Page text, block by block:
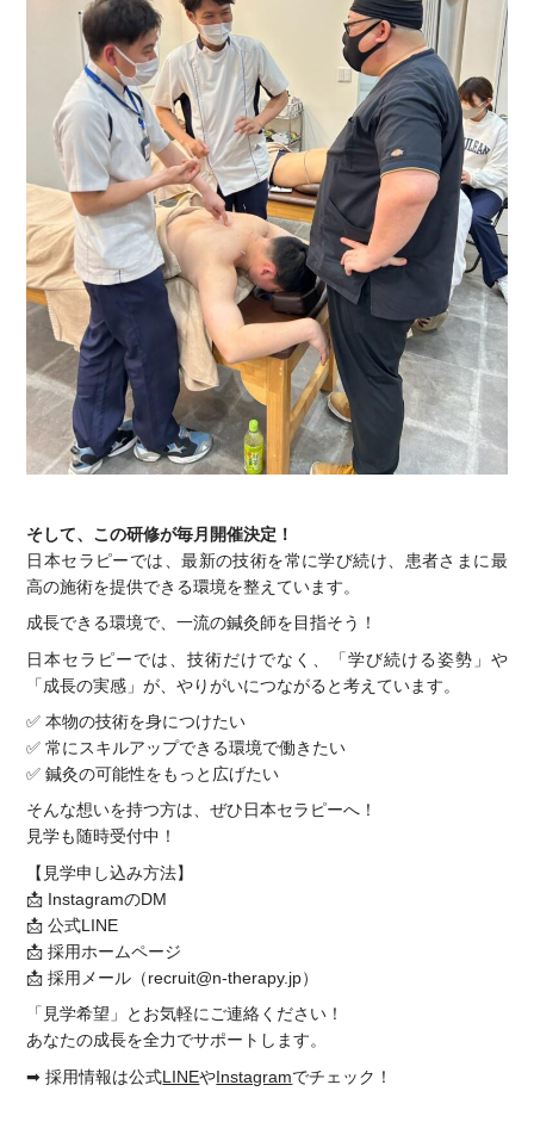
そして、この研修が毎月開催決定！
日本セラピーでは、最新の技術を常に学び続け、患者さまに最
高の施術を提供できる環境を整えています。
成長できる環境で、一流の鍼灸師を目指そう！
日本セラピーでは、技術だけでなく、「学び続ける姿勢」や
「成長の実感」が、やりがいにつながると考えています。
✅ 本物の技術を身につけたい
✅ 常にスキルアップできる環境で働きたい
✅ 鍼灸の可能性をもっと広げたい
そんな想いを持つ方は、ぜひ日本セラピーへ！
見学も随時受付中！
【見学申し込み方法】
📩 InstagramのDM
📩 公式LINE
📩 採用ホームページ
📩 採用メール（recruit@n-therapy.jp）
「見学希望」とお気軽にご連絡ください！
あなたの成長を全力でサポートします。
➡ 採用情報は公式LINEやInstagramでチェック！